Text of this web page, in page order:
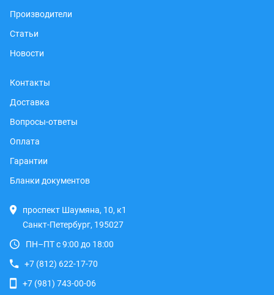
Производители
Статьи
Новости
Контакты
Доставка
Вопросы-ответы
Оплата
Гарантии
Бланки документов
проспект Шаумяна, 10, к1
Санкт-Петербург, 195027
ПН–ПТ с 9:00 до 18:00
+7 (812) 622-17-70
+7 (981) 743-00-06